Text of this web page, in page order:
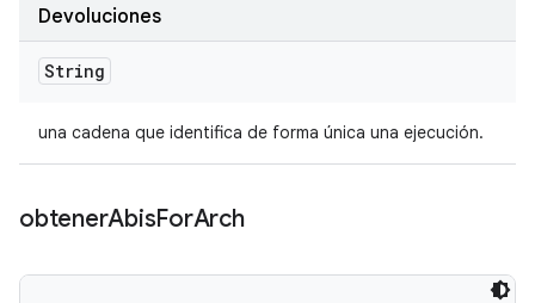
Devoluciones
String
una cadena que identifica de forma única una ejecución.
obtenerAbisForArch